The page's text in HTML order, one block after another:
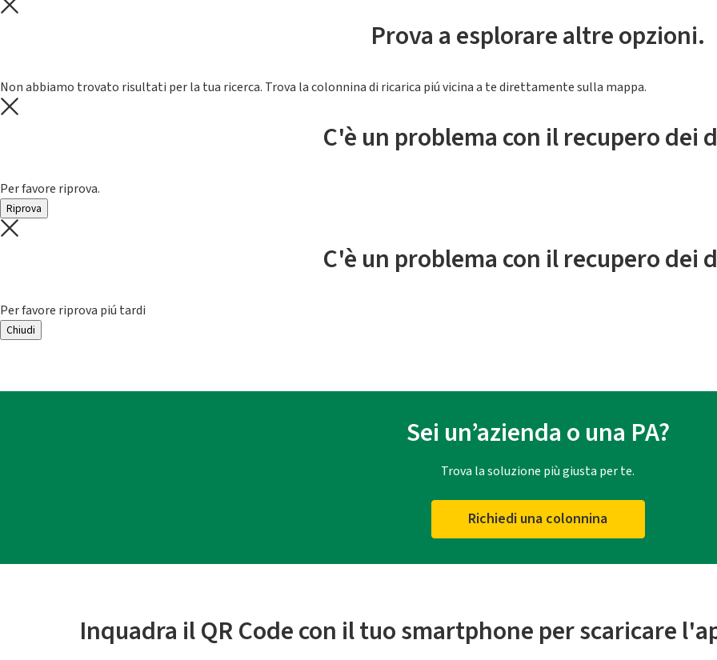
Prova a esplorare altre opzioni.
Non abbiamo trovato risultati per la tua ricerca. Trova la colonnina di ricarica piú vicina a te direttamente sulla mappa.
C'è un problema con il recupero dei
Per favore riprova.
Riprova
C'è un problema con il recupero dei
Per favore riprova piú tardi
Chiudi
Sei un’azienda o una PA?
Trova la soluzione più giusta per te.
Richiedi una colonnina
Inquadra il QR Code con il tuo smartphone per scaricare